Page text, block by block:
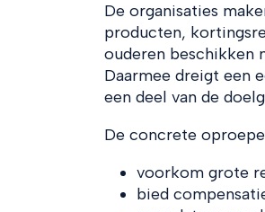
De organisaties
producten,
ouderen beschikken
Daarmee dreigt een
een deel van de
De concrete
voorkom grote
bied